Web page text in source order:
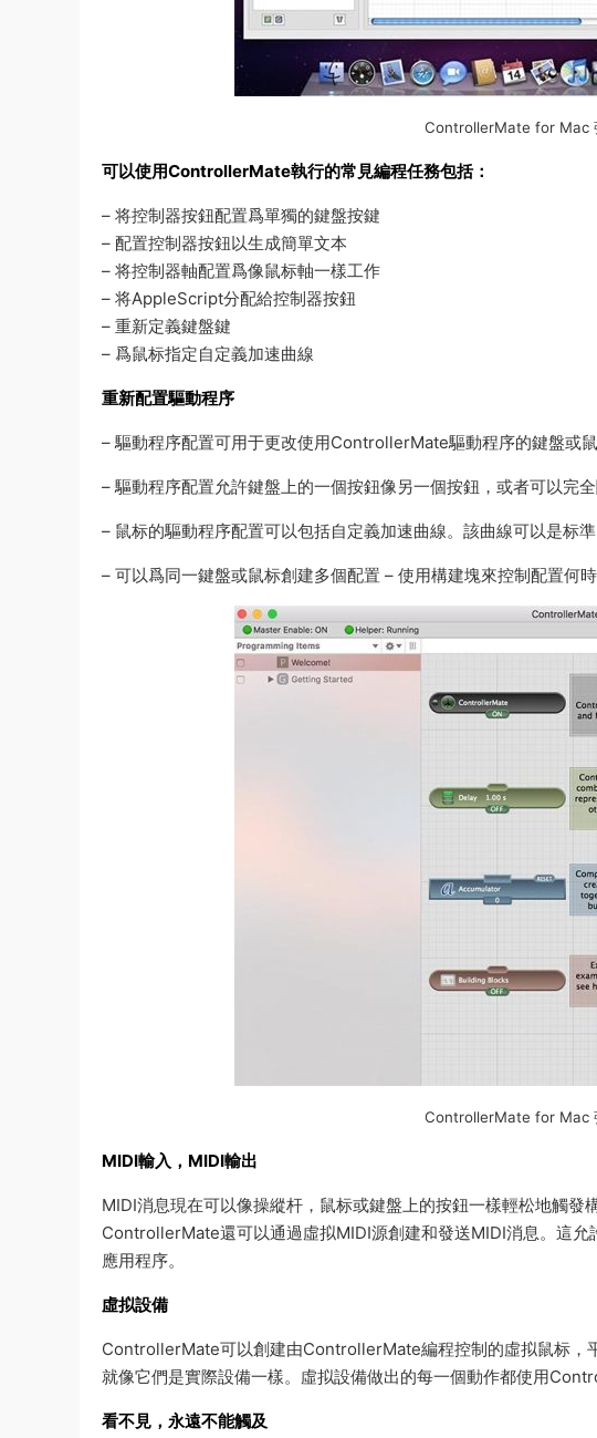
ControllerMate for Mac
可以使用ControllerMate執行的常見編程任務包括：
– 将控制器按鈕配置爲單獨的鍵盤按鍵
– 配置控制器按鈕以生成簡單文本
– 将控制器軸配置爲像鼠标軸一樣工作
– 将AppleScript分配給控制器按鈕
– 重新定義鍵盤鍵
– 爲鼠标指定自定義加速曲線
重新配置驅動程序
– 驅動程序配置可用于更改使用ControllerMate驅動程序的鍵盤或鼠
– 驅動程序配置允許鍵盤上的一個按鈕像另一個按鈕，或者可以完
– 鼠标的驅動程序配置可以包括自定義加速曲線。該曲線可以是标
– 可以爲同一鍵盤或鼠标創建多個配置 – 使用構建塊來控制配置何時
ControllerMate for Mac
MIDI輸入，MIDI輸出
MIDI消息現在可以像操縱杆，鼠标或鍵盤上的按鈕一樣輕松地觸發
ControllerMate還可以通過虛拟MIDI源創建和發送MIDI消息。這
應用程序。
虛拟設備
ControllerMate可以創建由ControllerMate編程控制的虛拟鼠标，
就像它們是實際設備一樣。虛拟設備做出的每一個動作都使用
看不見，永遠不能觸及